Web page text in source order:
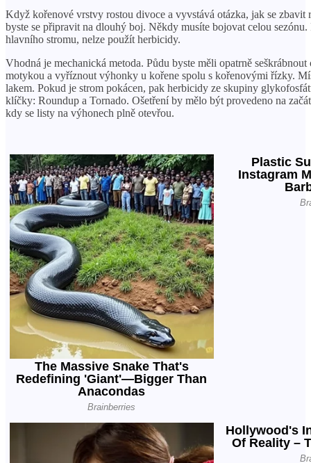
Když kořenové vrstvy rostou divoce a vyvstává otázka, jak se zbavit
byste se připravit na dlouhý boj. Někdy musíte bojovat celou
hlavního stromu, nelze použít herbicidy.
Vhodná je mechanická metoda. Půdu byste měli opatrně
motykou a vyříznout výhonky u kořene spolu s kořenovými řízky.
lakem. Pokud je strom pokácen, pak herbicidy ze skupiny
klíčky: Roundup a Tornado. Ošetření by mělo být provedeno na
kdy se listy na výhonech plně otevřou.